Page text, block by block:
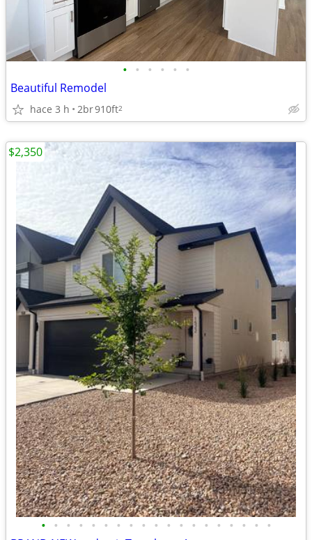
• • • • • •
Beautiful Remodel
hace 3 h 2br910ft2
• • • • • • • • • • • • • • • • • • •
$2,350